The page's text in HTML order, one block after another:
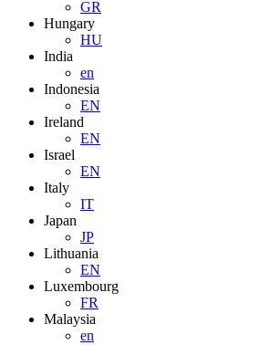
GR
Hungary
HU
India
en
Indonesia
EN
Ireland
EN
Israel
EN
Italy
IT
Japan
JP
Lithuania
EN
Luxembourg
FR
Malaysia
en